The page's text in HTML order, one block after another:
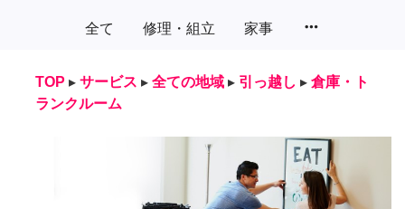
全て 修理・組立 家事 more_horiz
TOP ▸ サービス ▸ 全ての地域 ▸ 引っ越し ▸ 倉庫・ト
ランクルーム